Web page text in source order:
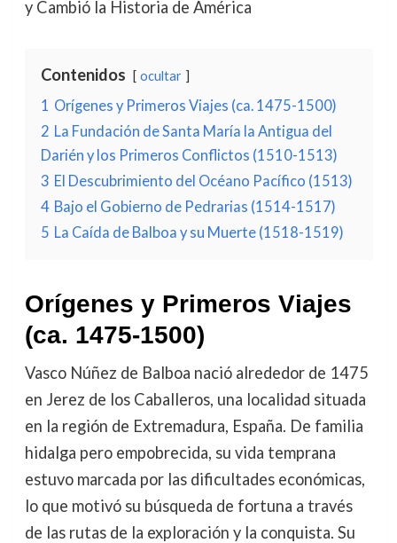
y Cambió la Historia de América
Contenidos ocultar
1 Orígenes y Primeros Viajes (ca. 1475-1500)
2 La Fundación de Santa María la Antigua del
Darién y los Primeros Conflictos (1510-1513)
3 El Descubrimiento del Océano Pacífico (1513)
4 Bajo el Gobierno de Pedrarias (1514-1517)
5 La Caída de Balboa y su Muerte (1518-1519)
Orígenes y Primeros Viajes
(ca. 1475-1500)
Vasco Núñez de Balboa nació alrededor de 1475
en Jerez de los Caballeros, una localidad situada
en la región de Extremadura, España. De familia
hidalga pero empobrecida, su vida temprana
estuvo marcada por las dificultades económicas,
lo que motivó su búsqueda de fortuna a través
de las rutas de la exploración y la conquista. Su